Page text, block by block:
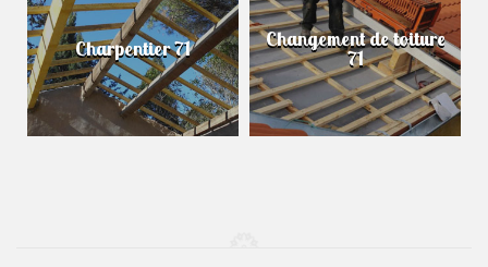
Charpentier 71 Changement de toiture
71